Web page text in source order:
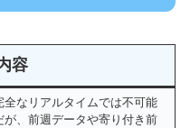
容
全なリアルタイムでは不可能
が、前週データや寄り付き前